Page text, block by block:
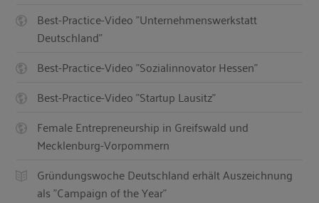
Best-Practice-Video "Unternehmenswerkstatt
Deutschland"
Best-Practice-Video "Sozialinnovator Hessen"
Best-Practice-Video "Startup Lausitz"
Female Entrepreneurship in Greifswald und
Mecklenburg-Vorpommern
Gründungswoche Deutschland erhält Auszeichnung
als "Campaign of the Year"